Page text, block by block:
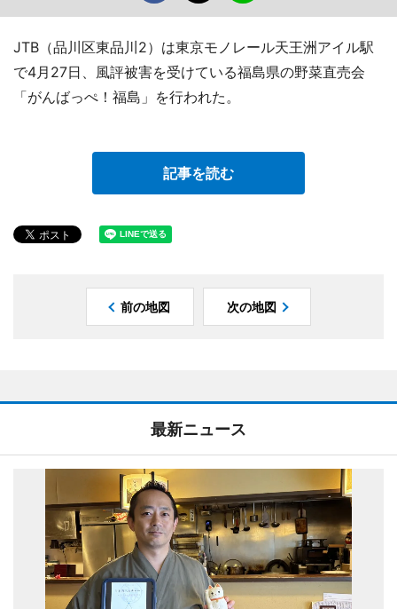
JTB（品川区東品川2）は東京モノレール天王洲アイル駅
で4月27日、風評被害を受けている福島県の野菜直売会
「がんばっぺ！福島」を行われた。
記事を読む
前の地図 次の地図
最新ニュース